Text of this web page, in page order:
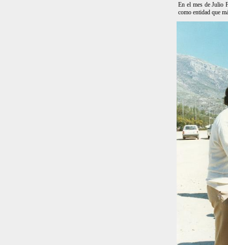
En el mes de Julio
como entidad que